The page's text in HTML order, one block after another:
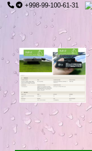
+998-99-100-61-31